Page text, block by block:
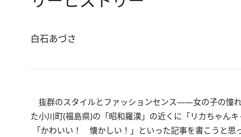
白石あづさ
抜群のスタイルとファッションセンス――女の子の憧
た小川町(福島県)の 「昭和羅漢」 の近くに「リカちゃん
「かわいい！ 懐かしい！」といった記事を書こうと思